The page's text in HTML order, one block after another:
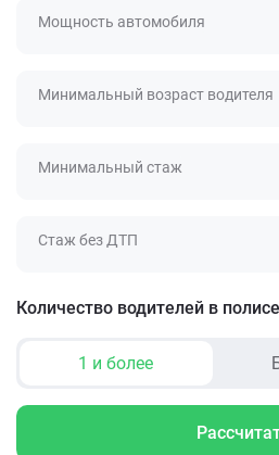
Мощность автомобиля
Минимальный возраст водителя
Минимальный стаж
Стаж без ДТП
Количество водителей в полисе
1 и более